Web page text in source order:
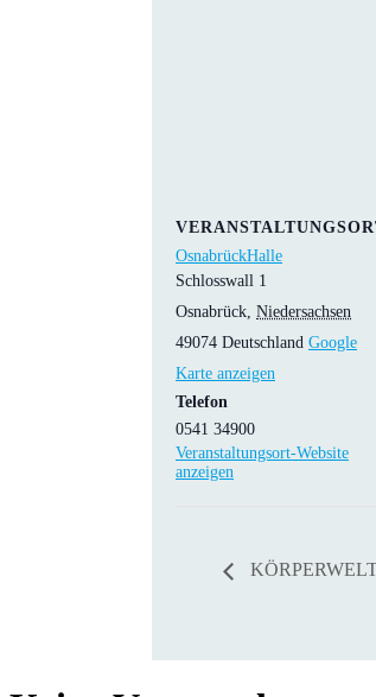
OsnabrückHalle
Schlosswall 1
Osnabrück, Niedersachsen
49074 Deutschland Google
Karte anzeigen
Telefon
0541 34900
Veranstaltungsort-Website
anzeigen